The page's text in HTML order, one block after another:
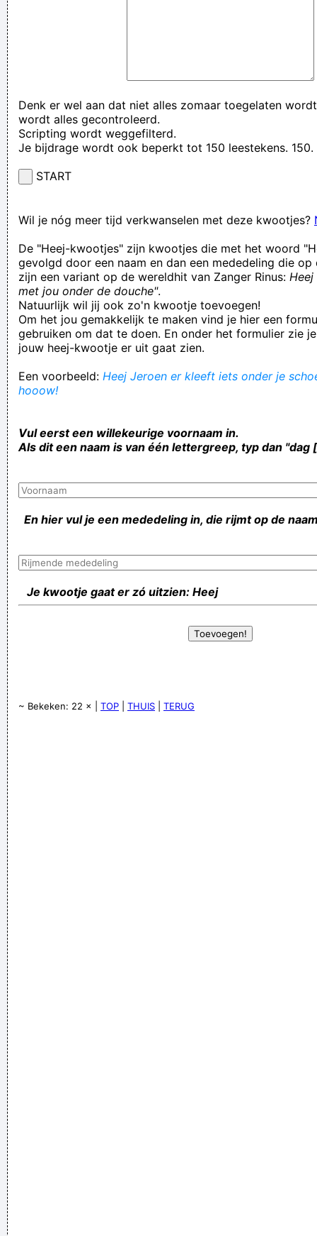
Denk er wel aan dat niet alles zomaar toegelaten
wordt alles gecontroleerd.
Scripting wordt weggefilterd.
Je bijdrage wordt ook beperkt tot 150 leestekens. 150.
START
Wil je nóg meer tijd verkwanselen met deze kwootjes?
De "Heej-kwootjes" zijn kwootjes die met het woord
gevolgd door een naam en dan een mededeling die op
zijn een variant op de wereldhit van Zanger Rinus:
met jou onder de douche".
Natuurlijk wil jij ook zo'n kwootje toevoegen!
Om het jou gemakkelijk te maken vind je hier een
gebruiken om dat te doen. En onder het formulier zie
jouw heej-kwootje er uit gaat zien.
Een voorbeeld: Heej Jeroen er kleeft iets onder je
hooow!
Vul eerst een willekeurige voornaam in.
Als dit een naam is van één lettergreep, typ dan "dag
En hier vul je een mededeling in, die rijmt op de
Je kwootje gaat er zó uitzien: Heej
~ Bekeken: 22 × | TOP THUIS TERUG